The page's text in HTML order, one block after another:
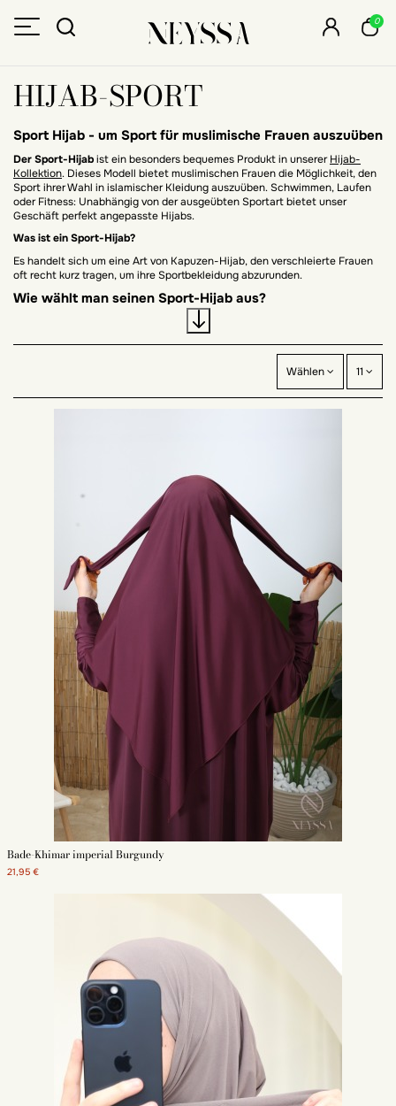
0
HIJAB-SPORT
Sport Hijab - um Sport für muslimische Frauen auszuüben
Der Sport-Hijabist ein besonders bequemes Produkt in unsererHijab-
Kollektion. Dieses Modell bietet muslimischen Frauen die Möglichkeit, den
Sport ihrer Wahl in islamischer Kleidung auszuüben. Schwimmen, Laufen
oder Fitness: Unabhängig von der ausgeübten Sportart bietet unser
Geschäft perfekt angepasste Hijabs.
Was ist ein Sport-Hijab?
Es handelt sich um eine Art von Kapuzen-Hijab, den verschleierte Frauen
oft recht kurz tragen, um ihre Sportbekleidung abzurunden.
Wie wählt man seinen Sport-Hijab aus?
Die Auswahl dieses Hijab-Typs erfolgt je nach ausgeübter Sportart.
Wassersport erfordert nicht dieselbe Art von Kleidung und Schleier wie
das Laufen. Darüber hinaus kann das Material des Hijabs Ihre Wahl
Jogging, Training oder Entspannung: Wählen Sie Ihren Sport-Hijab je
Verschluss. Das Schwimmen ist eine Ausnahme: Wählen Sie dann einen
Hijab, der zu einem Burkini passt. Ein Material, das für Wasser geeignet ist,
ist erforderlich, um diesen islamischen Badeanzug zu begleiten.
Auswahl von islamischer Sportbekleidung je nach Stoff
Wählen Sie einen Schleierstoff, der zur ausgeübten Sportart passt. Die
muslimische Sportmode verwendet bequeme und dehnbare Stoffe. Für das
Laufen finden Sie beispielsweise Hijabs zum Binden aus Viskose, Elasthan
und Jersey. Für das Schwimmen sind Zubehörteile mit atmungsaktivem
und schnell trocknendem Stoff erforderlich.
Auswahl des Sport-Hijabs je nach verfügbarer Farbe
Unter den Farben der Sport-Hijabs finden Sie häufig Schwarz oder Grau.
Mit diesen muslimischen Kleidungsstücken stehen jedoch viele Farben zur
Verfügung, um sie mit einem Sweatshirt oder Trainingsanzug zu
kombinieren. Für das
ist der schwarze Sport-Hijab einfach
und effektiv. Er passt leicht zu einem Burkini.
Unsere Modelle von Sport-Hijabs
Erhältlich in Einheitsgröße ist der Sport-Hijab ein unverzichtbares
Accessoire der Mode für muslimische Frauen. Unser Geschäft bietet
Kleidung für das Laufen und Schwimmen an. Ihr attraktiver Preis
ermöglicht es Ihnen, sich mehrere Modelle zu gönnen, um die Sportoutfits
zu variieren.
Der Sport-Hijab vom Typ Kapuze, Mütze oder HaubeDas Tragen
einesKopftuchsbeim Sport bedeutet, dass es gut sitzen muss.
Sportliche verschleierte Frauen benötigen einen bequemen Hijab.
Sie lassen sich leicht mit einem Sweatshirt oder einem
Trainingsanzug zum Joggen tragen. Sie müssen diesem Schleier
keinen zusätzlichen Hut oder Accessoires hinzufügen.
Der zum Binden Sport-HijabIn verschiedenen Farben erhältlich ist
unser zum Binden Sport-Hijab bequem und einfach anzuziehen. Es
ist ein diskreter Schleier, der Ihnen während Ihrer gesamten
Sporteinheit einen makellosen Halt bietet. Er passt ebenso gut zu
einem Sweatshirt, einer Tunika wie zu einem sportlichen Kleid. Der
zum Binden Sport-Hijab ist ein praktisches Tuch für alle sportlichen
Muslimas.
Der Bade-Hijab für das Schwimmen
Der Bade-Hijab ist ein für das
Schwimmen perfekt geeignetes Sportkleidungsstück. Unser
schwarzer Hijab lässt sich leicht mit einem unserer Burkini
kombinieren. Sie können ihn auch mit einer Tunika oder jedem
anderen islamischen Badeanzug tragen.
Wählen 11
Bade-Khimar imperial Burgundy
21,95 €